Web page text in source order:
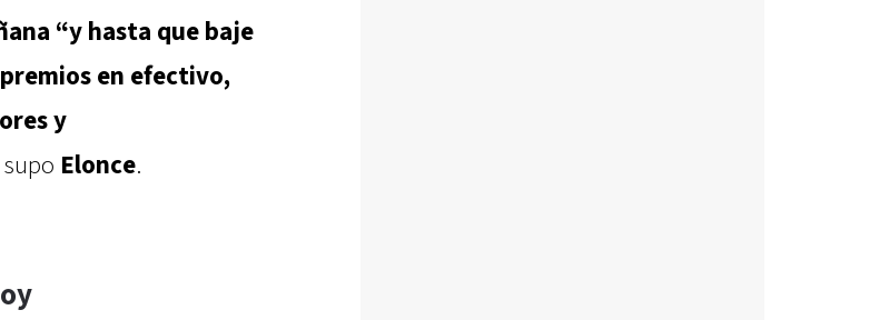
“y hasta que baje
en efectivo,
y
supo Elonce.